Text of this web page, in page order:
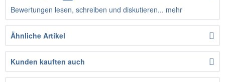
Bewertungen lesen, schreiben und diskutieren... mehr
Ähnliche Artikel
Kunden kauften auch